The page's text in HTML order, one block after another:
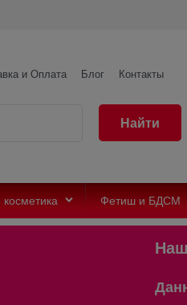
и Оплата Блог
Контакты
Найти
Фетиш и БДСМ
Наш
Данный